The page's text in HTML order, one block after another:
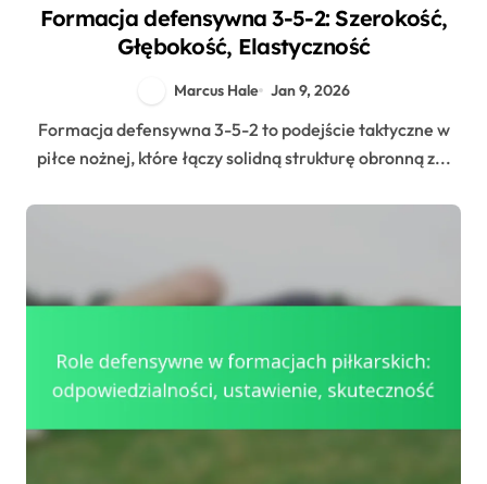
Formacja defensywna 3-5-2: Szerokość,
Głębokość, Elastyczność
Marcus Hale Jan 9, 2026
Formacja defensywna 3-5-2 to podejście taktyczne w
piłce nożnej, które łączy solidną strukturę obronną z...